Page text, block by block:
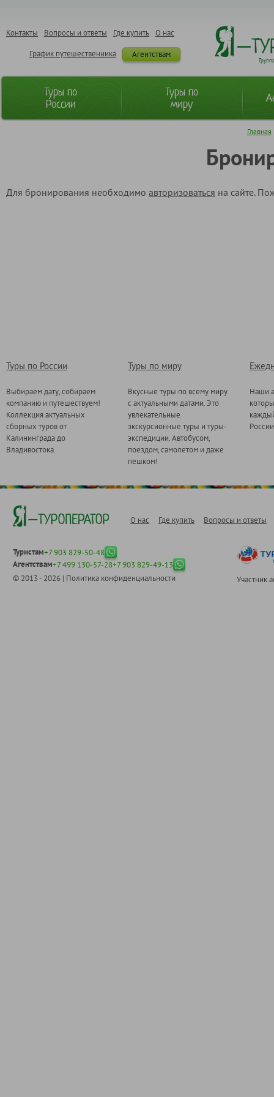
О нас
Где купить
Вопросы и ответы
Контакты
Агентствам
График путешественника
Туры по
России
Туры по
миру
Главная
Для бронирования необходимо авторизоваться на сайте.
Туры по России
Выбираем дату, собираем
компанию и путешествуем!
Коллекция актуальных
сборных туров от
Калининграда до
Владивостока.
Туры по миру
Вкусные туры по всему миру
с актуальными датами. Это
увлекательные
экскурсионные туры и туры-
экспедиции. Автобусом,
поездом, самолетом и даже
пешком!
Наши
О нас Где купить Вопросы и ответы
Туристам+7 903 829-50-48
Агентствам+7 499 130-57-28+7 903 829-49-13
© 2013 - 2026 | Политика конфиденциальности Участник